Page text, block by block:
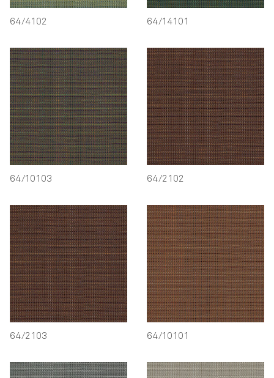
64/4102 64/14101
64/10103 64/2102
64/2103 64/10101